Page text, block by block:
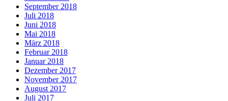
September 2018
Juli 2018
Juni 2018
Mai 2018
März 2018
Februar 2018
Januar 2018
Dezember 2017
November 2017
August 2017
Juli 2017